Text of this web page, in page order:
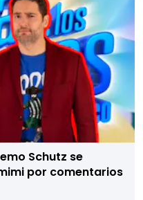
Schutz se
por comentarios